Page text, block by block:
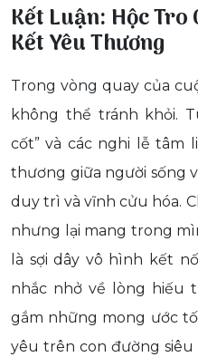
Kết Luận: Hộc Tro
Kết Yêu Thương
Trong vòng quay của
không thể tránh khỏi.
cốt” và các nghi lễ tâm
thương giữa người sống
duy trì và vĩnh cửu hóa.
nhưng lại mang trong
là sợi dây vô hình kết
nhắc nhở về lòng hiếu
gắm những mong ước
yêu trên con đường